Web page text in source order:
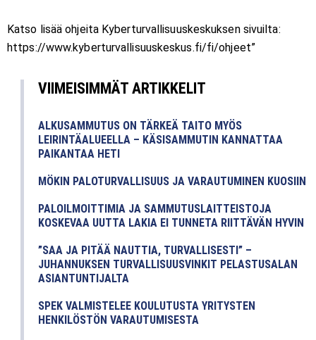
Katso lisää ohjeita Kyberturvallisuuskeskuksen sivuilta:
https://www.kyberturvallisuuskeskus.fi/fi/ohjeet”
VIIMEISIMMÄT ARTIKKELIT
ALKUSAMMUTUS ON TÄRKEÄ TAITO MYÖS
LEIRINTÄALUEELLA – KÄSISAMMUTIN KANNATTAA
PAIKANTAA HETI
MÖKIN PALOTURVALLISUUS JA VARAUTUMINEN KUOSIIN
PALOILMOITTIMIA JA SAMMUTUSLAITTEISTOJA
KOSKEVAA UUTTA LAKIA EI TUNNETA RIITTÄVÄN HYVIN
”SAA JA PITÄÄ NAUTTIA, TURVALLISESTI” –
JUHANNUKSEN TURVALLISUUSVINKIT PELASTUSALAN
ASIANTUNTIJALTA
SPEK VALMISTELEE KOULUTUSTA YRITYSTEN
HENKILÖSTÖN VARAUTUMISESTA